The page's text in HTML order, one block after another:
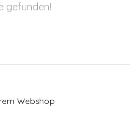
gefunden!
Webshop